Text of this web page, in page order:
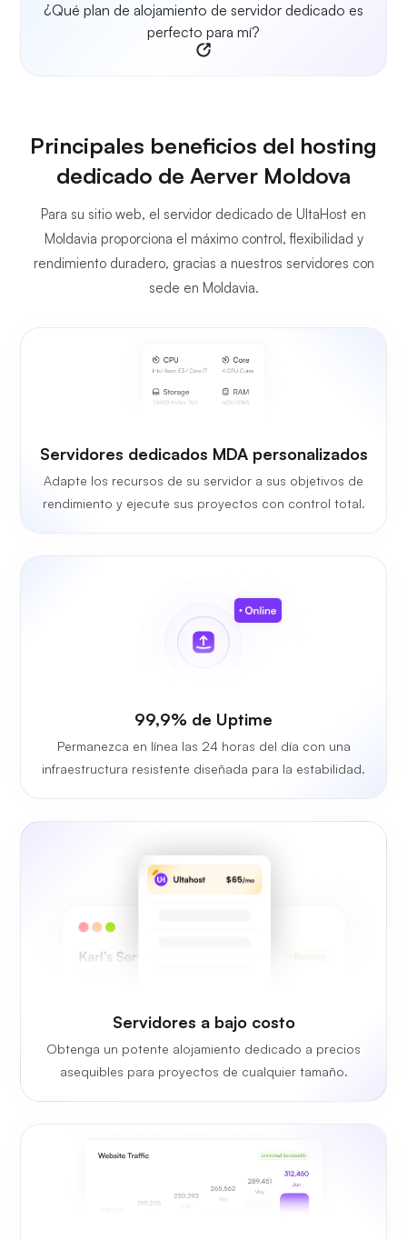
¿Qué plan de alojamiento de servidor dedicado es
perfecto para mí?
Principales beneficios del hosting
dedicado de Aerver Moldova
Para su sitio web, el servidor dedicado de UltaHost en
Moldavia proporciona el máximo control, flexibilidad y
rendimiento duradero, gracias a nuestros servidores con
sede en Moldavia.
Servidores dedicados MDA personalizados
Adapte los recursos de su servidor a sus objetivos de
rendimiento y ejecute sus proyectos con control total.
99,9% de Uptime
Permanezca en línea las 24 horas del día con una
infraestructura resistente diseñada para la estabilidad.
Servidores a bajo costo
Obtenga un potente alojamiento dedicado a precios
asequibles para proyectos de cualquier tamaño.